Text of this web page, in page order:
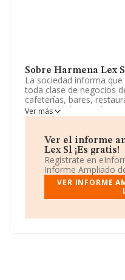
Sobre Harmena Lex
La sociedad informa
toda clase de negocios
cafeterías, bares,
actividad relacionada
dedicada a servicios de
actividad CNAE es
6910. La empresa no
exteriores.
Teniendo en cuenta la
INFORMA, ha contado
inferior a la media de
La sociedadHarmena
Ver más
Ver el informe
Lex Sl ¡Es gratis!
Regístrate en
Informe Ampliado
VER INFORME